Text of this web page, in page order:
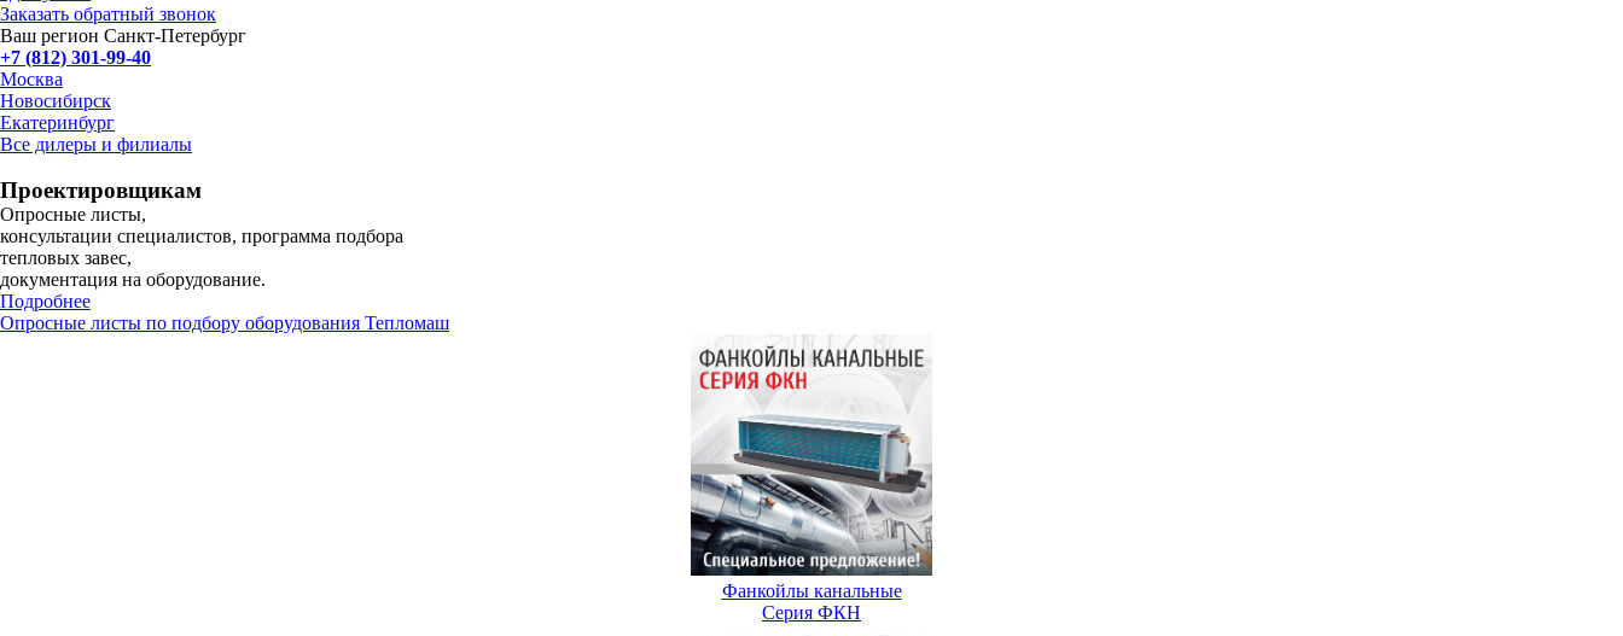
Заказать обратный звонок
Ваш регион Санкт-Петербург
+7 (812) 301-99-40
Москва
Новосибирск
Екатеринбург
Все дилеры и филиалы
Проектировщикам
Опросные листы,
консультации специалистов, программа подбора
тепловых завес,
документация на оборудование.
Подробнее
Опросные листы по подбору оборудования Тепломаш
Фанкойлы канальные
Серия ФКН